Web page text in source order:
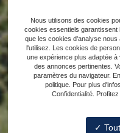
Nous utilisons des cookies
cookies essentiels garantissent
que les cookies d'analyse
l'utilisez. Les cookies de
une expérience plus adaptée
des annonces pertinentes.
paramètres du navigateur.
politique. Pour plus
Confidentialité.